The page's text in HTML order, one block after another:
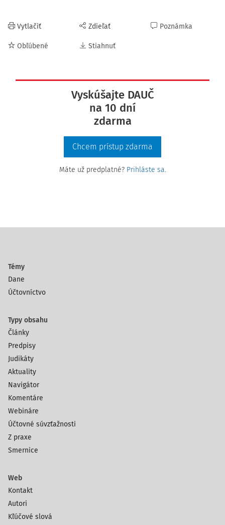
Vytlačiť
Obľúbené
Zdieľať
Stiahnuť
Poznámka
Vyskúšajte DAUČ
na 10 dní
zdarma
Chcem prístup zdarma
Máte už predplatné? Prihláste sa.
Témy
Dane
Účtovníctvo
Typy obsahu
Články
Predpisy
Judikáty
Aktuality
Navigátor
Komentáre
Webináre
Účtovné súvzťažnosti
Z praxe
Smernice
Web
Kontakt
Autori
Kľúčové slová